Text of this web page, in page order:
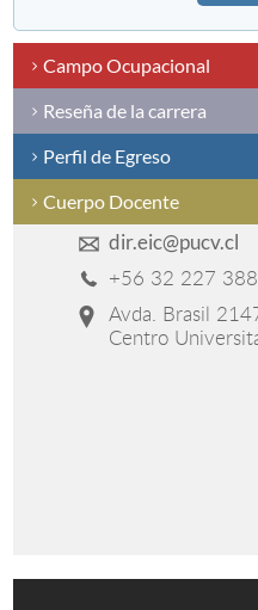
Campo Ocupacional
Reseña de la carrera
Perfil de Egreso
Cuerpo Docente
dir.eic@pucv.cl
+56 32 227
Avda. Brasil
Centro